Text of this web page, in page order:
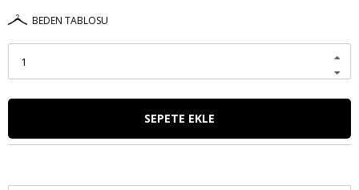
BEDEN TABLOSU